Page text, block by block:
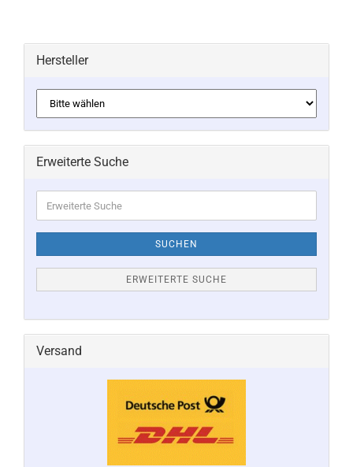
Hersteller
Erweiterte Suche
Suche
SUCHEN
ERWEITERTE SUCHE
Versand